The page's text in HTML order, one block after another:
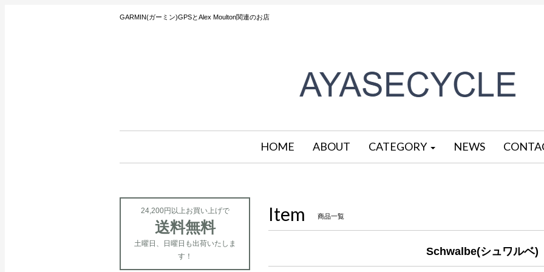
GARMIN(ガーミン)GPSとAlex Moulton関連のお店
HOME ABOUT CATEGORY NEWS
Item 商品一覧
Schwalbe(シュワルベ)
24,200円以上お買い上げで
送料無料
土曜日、日曜日も出荷いたしま
す！